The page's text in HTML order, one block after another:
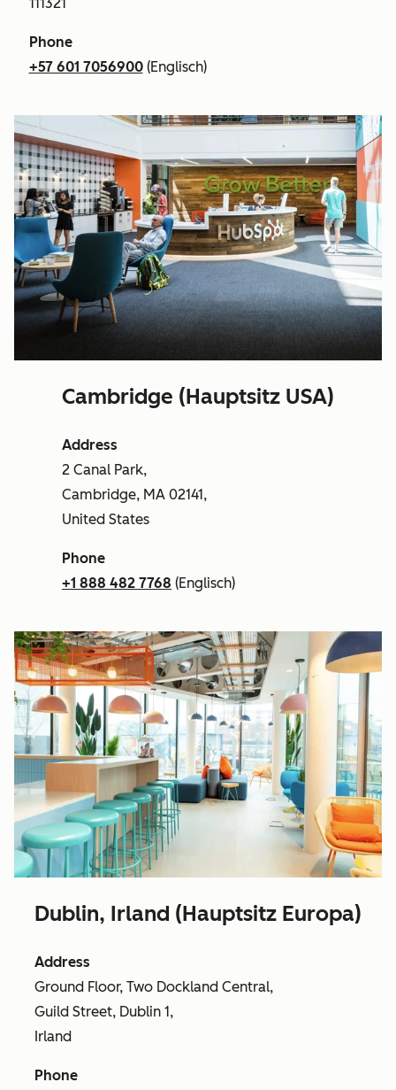
Phone
+57 601 7056900(Englisch)
Cambridge (Hauptsitz USA)
Address
2 Canal Park,
Cambridge, MA 02141,
United States
Phone
+1 888 482 7768 (Englisch)
Dublin, Irland (Hauptsitz Europa)
Address
Ground Floor, Two Dockland Central,
Guild Street, Dublin 1,
Irland
Phone